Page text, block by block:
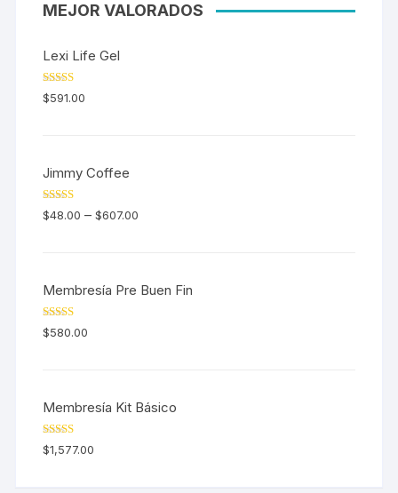
MEJOR VALORADOS
Lexi Life Gel
Valorado en
5.00 de 5
$591.00
Jimmy Coffee
Valorado en
5.00de 5
$48.00 –$607.00
Membresía Pre Buen Fin
Valorado en
5.00de 5
$580.00
Membresía Kit Básico
Valorado en
5.00 de 5
$1,577.00